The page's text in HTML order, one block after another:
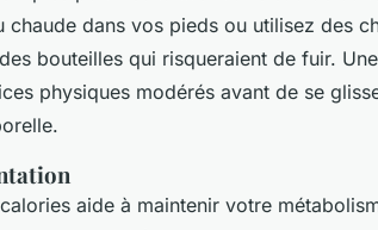
chaude dans vos pieds ou utilisez des
bouteilles qui risqueraient de fuir.
physiques modérés avant de se
aide à maintenir votre